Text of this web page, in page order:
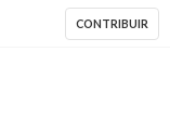
CONTRIBUIR